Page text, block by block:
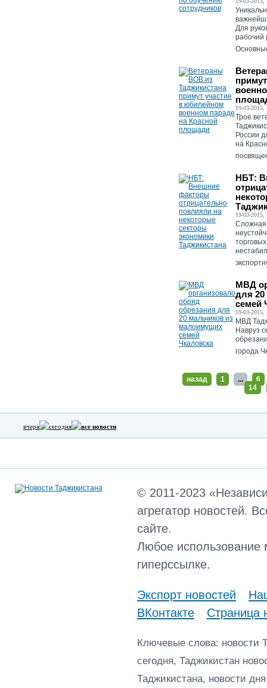
Для
рабочий
19-03-2015,
Трое
России
на
НБТ:
19-03-2015,
Сложная
МВД
для
семей
19-03-2015,
МВД
Навруз
города
назад 1 ...
6
14
вчера сегодня все новости
© 2011-2023
агрегатор новостей.
сайте.
Любое использование
гиперссылке.
Экспорт новостей
ВКонтакте
Страница
Ключевые слова: новости
сегодня, Таджикистан
Таджикистана, новости